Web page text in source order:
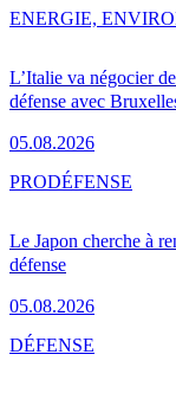
L’Italie va négocier
défense avec
05.08.2026
ENERGIE,
Le Japon cherche à
défense
05.08.2026
PRODÉFENSE
DÉFENSE